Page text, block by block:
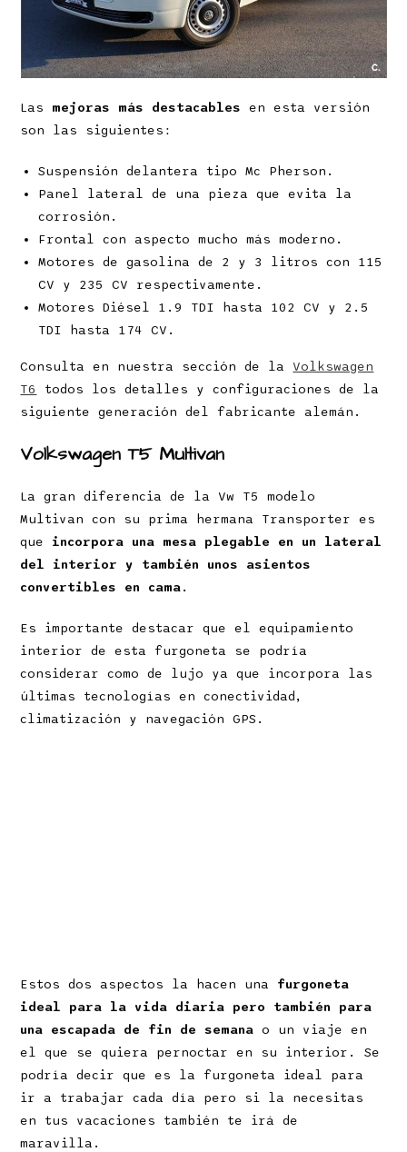
Las mejoras más destacables en esta versión
son las siguientes:
Suspensión delantera tipo Mc Pherson.
Panel lateral de una pieza que evita la
corrosión.
Frontal con aspecto mucho más moderno.
Motores de gasolina de 2 y 3 litros con 115
CV y 235 CV respectivamente.
Motores Diésel 1.9 TDI hasta 102 CV y 2.5
TDI hasta 174 CV.
Consulta en nuestra sección de la Volkswagen
T6
todos los detalles y configuraciones de la
siguiente generación del fabricante alemán.
Volkswagen T5 Multivan
La gran diferencia de la Vw T5 modelo
Multivan con su prima hermana Transporter es
que incorpora una mesa plegable en un lateral
del interior y también unos asientos
convertibles en cama.
Es importante destacar que el equipamiento
interior de esta furgoneta se podría
considerar como de lujo ya que incorpora las
últimas tecnologías en conectividad,
climatización y navegación GPS.
Estos dos aspectos la hacen una furgoneta
ideal para la vida diaria pero también para
una escapada de fin de semana o un viaje en
el que se quiera pernoctar en su interior. Se
podría decir que es la furgoneta ideal para
ir a trabajar cada día pero si la necesitas
en tus vacaciones también te irá de
maravilla.